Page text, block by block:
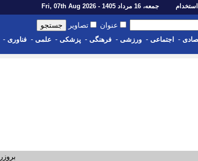
استخدام جمعه، 16 مرداد 1405 - Fri, 07th Aug 2026
عنوان تصاویر
- اجتماعی - ورزشی - فرهنگی - پزشکی - علمی - فناوری -